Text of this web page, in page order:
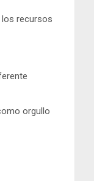
los recursos
orgullo